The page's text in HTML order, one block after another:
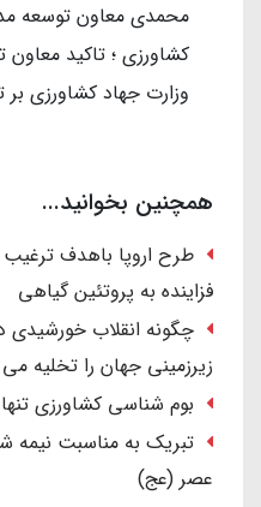
محمدی معاون توسعه
کشاورزی ؛ تاکید
وزارت جهاد کشاورزی بر
همچنین بخوانید...
طرح اروپا باهدف ترغیب
فزاینده به پروتئین گیاهی
چگونه انقلاب
زیرزمینی جهان را تخلیه
بوم شناسی کشاورزی
تبریک به مناسبت نیمه
عصر (عج)